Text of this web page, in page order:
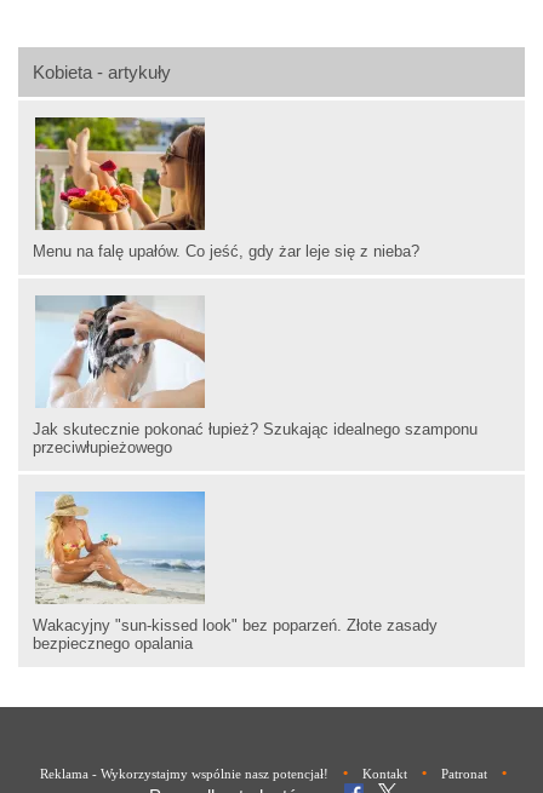
Kobieta - artykuły
Menu na falę upałów. Co jeść, gdy żar leje się z nieba?
Jak skutecznie pokonać łupież? Szukając idealnego szamponu
przeciwłupieżowego
Wakacyjny "sun-kissed look" bez poparzeń. Złote zasady
bezpiecznego opalania
Reklama - Wykorzystajmy wspólnie nasz potencjał! • Kontakt • Patronat •